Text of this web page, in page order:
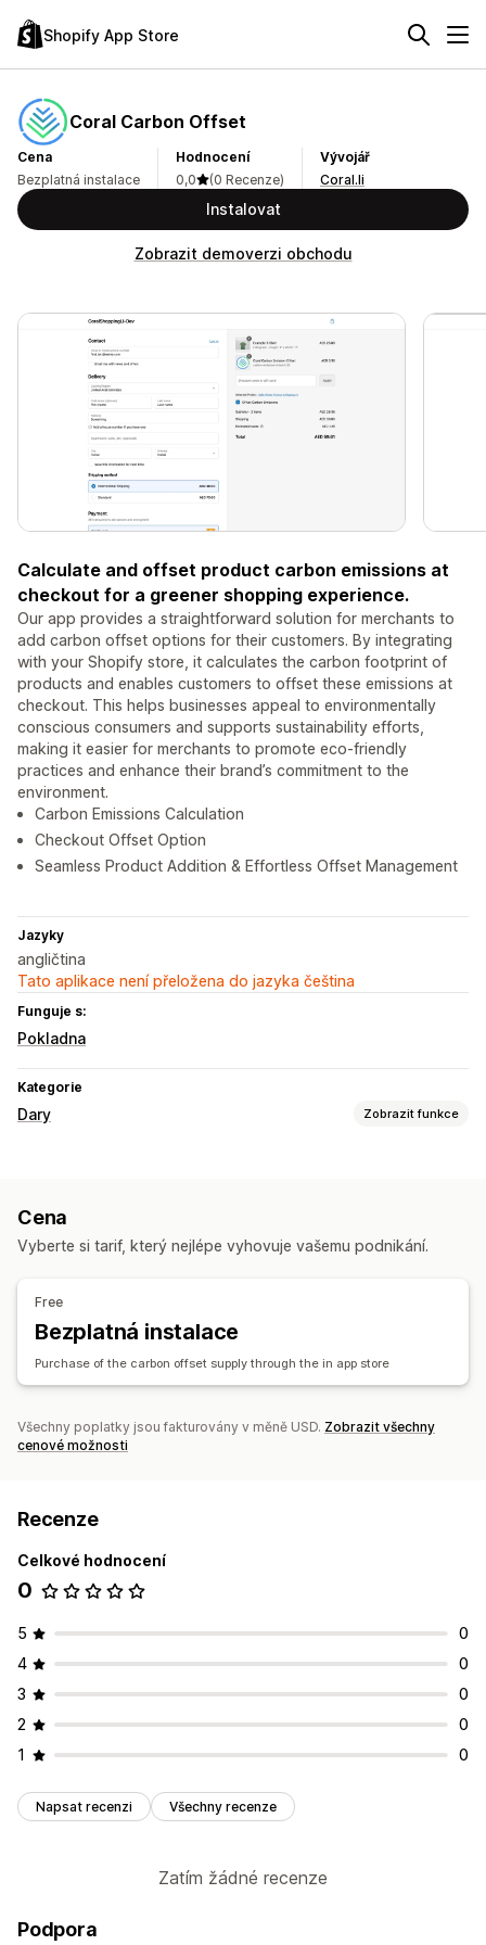
Shopify App Store
Coral Carbon Offset
Cena
Bezplatná instalace
Hodnocení
0,0
(0 Recenze)
Vývojář
Coral.li
Instalovat
Zobrazit demoverzi obchodu
Calculate and offset product carbon emissions at
checkout for a greener shopping experience.
Our app provides a straightforward solution for merchants to
add carbon offset options for their customers. By integrating
with your Shopify store, it calculates the carbon footprint of
products and enables customers to offset these emissions at
checkout. This helps businesses appeal to environmentally
conscious consumers and supports sustainability efforts,
making it easier for merchants to promote eco-friendly
practices and enhance their brand’s commitment to the
environment.
Carbon Emissions Calculation
Checkout Offset Option
Seamless Product Addition & Effortless Offset Management
Jazyky
angličtina
Tato aplikace není přeložena do jazyka čeština
Funguje s:
Pokladna
Kategorie
Dary Zobrazit funkce
Uhlíková kompenzace
Přizpůsobení
Kampaně E-mailová oznámení Vlastní kód
Cena
Vyberte si tarif, který nejlépe vyhovuje vašemu podnikání.
Free
Bezplatná instalace
Purchase of the carbon offset supply through the in app store
Všechny poplatky jsou fakturovány v měně USD. Zobrazit všechny
cenové možnosti
Recenze
Celkové hodnocení
0
5
0
4
0
3
0
2
0
1
0
Napsat recenzi Všechny recenze
Zatím žádné recenze
Podpora